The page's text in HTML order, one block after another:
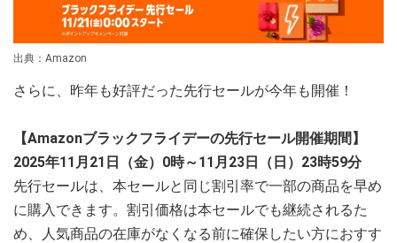
出典：Amazon
さらに、昨年も好評だった先行セールが今年も開催！
【Amazonブラックフライデーの先行セール開催期間】
2025年11月21日（金）0時～11月23日（日）23時59分
先行セールは、本セールと同じ割引率で一部の商品を早め
に購入できます。割引価格は本セールでも継続されるた
め、人気商品の在庫がなくなる前に確保したい方におすす